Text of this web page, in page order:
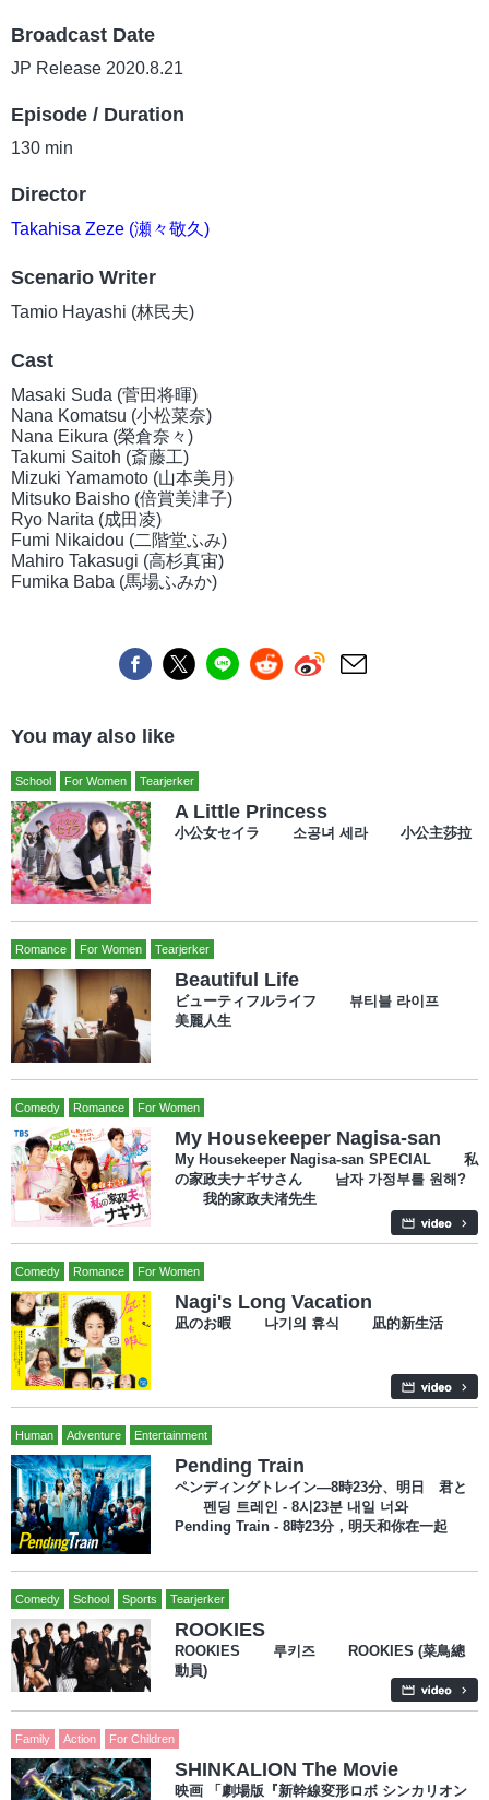
Broadcast Date
JP Release 2020.8.21
Episode / Duration
130 min
Director
Takahisa Zeze (瀬々敬久)
Scenario Writer
Tamio Hayashi (林民夫)
Cast
Masaki Suda (菅田将暉)
Nana Komatsu (小松菜奈)
Nana Eikura (榮倉奈々)
Takumi Saitoh (斎藤工)
Mizuki Yamamoto (山本美月)
Mitsuko Baisho (倍賞美津子)
Ryo Narita (成田凌)
Fumi Nikaidou (二階堂ふみ)
Mahiro Takasugi (高杉真宙)
Fumika Baba (馬場ふみか)
You may also like
School For Women Tearjerker
A Little Princess
小公女セイラ 소공녀 세라 小公主莎拉
Romance For Women Tearjerker
Beautiful Life
ビューティフルライフ 뷰티블 라이프
美麗人生
Comedy Romance For Women
My Housekeeper Nagisa-san
My Housekeeper Nagisa-san SPECIAL 私
の家政夫ナギサさん 남자 가정부를 원해?
我的家政夫渚先生
Comedy Romance For Women
Nagi's Long Vacation
凪のお暇 나기의 휴식 凪的新生活
Human Adventure Entertainment
Pending Train
ペンディングトレイン―8時23分、明日 君と
펜딩 트레인 - 8시23분 내일 너와
Pending Train - 8時23分，明天和你在一起
Comedy School Sports Tearjerker
ROOKIES
ROOKIES 루키즈 ROOKIES (菜鳥總
動員)
Family Action For Children
SHINKALION The Movie
映画 「劇場版『新幹線変形ロボ シンカリオン